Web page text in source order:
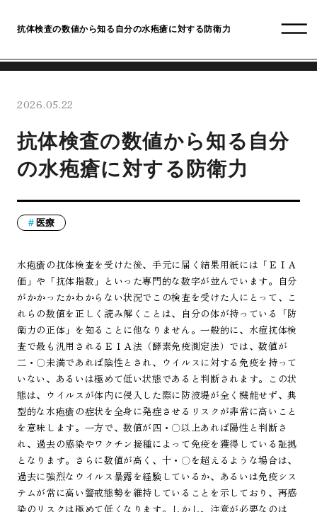
抗体検査の数値から知る自分の水疱瘡に対する防衛力
2026.05.22
抗体検査の数値から知る自分
の水疱瘡に対する防衛力
医療
水疱瘡の抗体検査を受けた後、手元に届く結果用紙には「ＥＩＡ
価」や「抗体指数」といった専門的な数字が並んでいます。自分
がかかったかわからない状況でこの検査を受けた人にとって、こ
れらの数値を正しく読み解くことは、自分の体が持っている「防
衛力の正体」を知ることに他なりません。一般的に、水痘抗体検
査で最も汎用されるＥＩＡ法（酵素免疫測定法）では、数値が
二・〇未満であれば陰性とされ、ウイルスに対する免疫を持って
いない、あるいは極めて低い状態であると判断されます。この状
態は、ウイルスが体内に侵入した際に防波堤が全く機能せず、典
型的な水疱瘡の症状を全身に発症させるリスクが非常に高いこと
を意味します。一方で、数値が四・〇以上あれば陽性と判断さ
れ、過去の感染やワクチン接種によって免疫を獲得している証拠
となります。さらに数値が高く、十・〇を超えるような場合は、
過去に強烈なウイルス暴露を経験しているか、あるいは免疫シス
テムが常に高い警戒態勢を維持していることを示しており、再感
染のリスクは極めて低くなります。しかし、注意が必要なのは